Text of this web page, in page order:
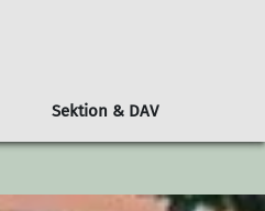
Berichte
Sektion & DAV